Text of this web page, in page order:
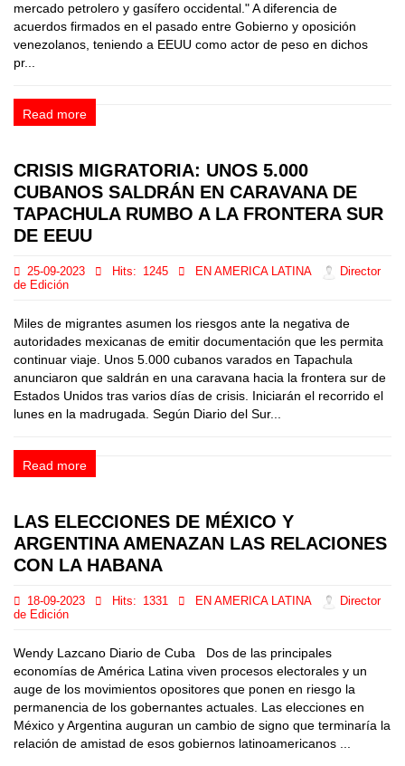
mercado petrolero y gasífero occidental." A diferencia de
acuerdos firmados en el pasado entre Gobierno y oposición
venezolanos, teniendo a EEUU como actor de peso en dichos
pr...
Read more
CRISIS MIGRATORIA: UNOS 5.000
CUBANOS SALDRÁN EN CARAVANA DE
TAPACHULA RUMBO A LA FRONTERA SUR
DE EEUU
25-09-2023 Hits: 1245 EN AMERICA LATINA
Director
de Edición
Miles de migrantes asumen los riesgos ante la negativa de
autoridades mexicanas de emitir documentación que les permita
continuar viaje. Unos 5.000 cubanos varados en Tapachula
anunciaron que saldrán en una caravana hacia la frontera sur de
Estados Unidos tras varios días de crisis. Iniciarán el recorrido el
lunes en la madrugada. Según Diario del Sur...
Read more
LAS ELECCIONES DE MÉXICO Y
ARGENTINA AMENAZAN LAS RELACIONES
CON LA HABANA
18-09-2023 Hits: 1331 EN AMERICA LATINA
Director
de Edición
Wendy Lazcano Diario de Cuba Dos de las principales
economías de América Latina viven procesos electorales y un
auge de los movimientos opositores que ponen en riesgo la
permanencia de los gobernantes actuales. Las elecciones en
México y Argentina auguran un cambio de signo que terminaría la
relación de amistad de esos gobiernos latinoamericanos ...